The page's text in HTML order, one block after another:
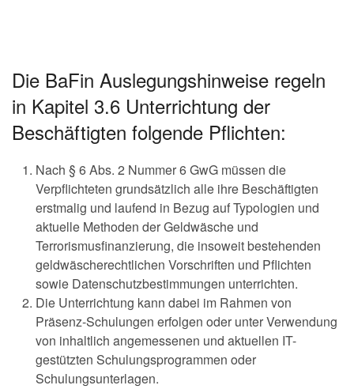
Die BaFin Auslegungshinweise regeln
in Kapitel 3.6 Unterrichtung der
Beschäftigten folgende Pflichten:
Nach § 6 Abs. 2 Nummer 6 GwG müssen die
Verpflichteten grundsätzlich alle ihre Beschäftigten
erstmalig und laufend in Bezug auf Typologien und
aktuelle Methoden der Geldwäsche und
Terrorismusfinanzierung, die insoweit bestehenden
geldwäscherechtlichen Vorschriften und Pflichten
sowie Datenschutzbestimmungen unterrichten.
Die Unterrichtung kann dabei im Rahmen von
Präsenz-Schulungen erfolgen oder unter Verwendung
von inhaltlich angemessenen und aktuellen IT-
gestützten Schulungsprogrammen oder
Schulungsunterlagen.